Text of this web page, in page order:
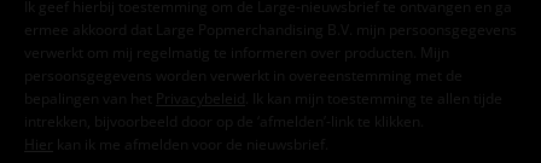
Ik geef hierbij toestemming om de Large-nieuwsbrief te ontvangen en ga
ermee akkoord dat Large Popmerchandising B.V. mijn persoonsgegevens
verwerkt om mij regelmatig te informeren over producten. Mijn
persoonsgegevens worden verwerkt in overeenstemming met de
bepalingen van het
Privacybeleid . Ik kan mijn toestemming te allen tijde
intrekken, bijvoorbeeld door op de ‘afmelden’-link te klikken.
Hier kan ik me afmelden voor de nieuwsbrief.